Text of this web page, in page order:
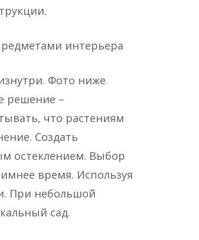
интерьера
Фото ниже
решение –
что растениям
Создать
остеклением. Выбор
время. Используя
При небольшой
сад.